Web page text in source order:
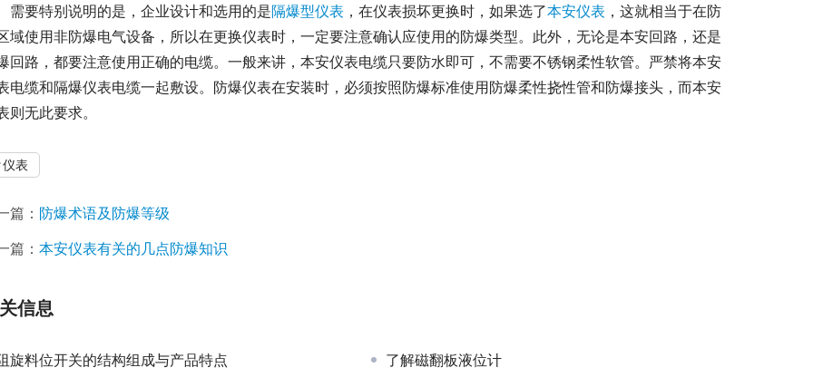
要特别说明的是，企业设计和选用的是隔爆型仪表 ，在仪表损坏更换时，如果选了本安仪表 ，这就相当于在防
域使用非防爆电气设备，所以在更换仪表时，一定要注意确认应使用的防爆类型。此外，无论是本安回路，还是
回路，都要注意使用正确的电缆。一般来讲，本安仪表电缆只要防水即可，不需要不锈钢柔性软管。严禁将本安
电缆和隔爆仪表电缆一起敷设。防爆仪表在安装时，必须按照防爆标准使用防爆柔性挠性管和防爆接头，而本安
则无此要求。
仪表
篇： 防爆术语及防爆等级
篇： 本安仪表有关的几点防爆知识
信息
旋料位开关的结构组成与产品特点 了解磁翻板液位计